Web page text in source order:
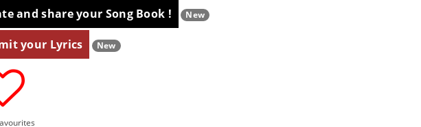
and share your Song Book ! New
your Lyrics New